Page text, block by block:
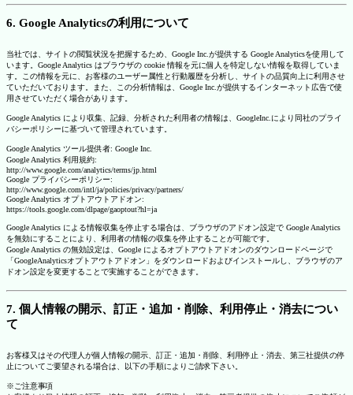
6. Google Analyticsの利用について
当社では、サイトの閲覧状況を把握するため、Google Inc.が提供する Google Analyticsを使用して
います。Google Analytics はブラウザの cookie 情報を元に個人を特定しない情報を取得していま
す。この情報を元に、お客様のユーザー属性と行動履歴を分析し、サイトの品質向上に利用させ
ていただいております。また、この分析情報は、Google Inc.が提供するインターネット広告で使
用させていただく場合があります。
Google Analytics により収集、記録、分析された利用者の情報は、GoogleInc.により同社のプライ
バシーポリシーに基づいて管理されています。
Google Analytics ツール提供者: Google Inc.
Google Analytics 利用規約:
http://www.google.com/analytics/terms/jp.html
Google プライバシーポリシー:
http://www.google.com/intl/ja/policies/privacy/partners/
Google Analytics オプトアウトアドオン:
https://tools.google.com/dlpage/gaoptout?hl=ja
Google Analytics による情報収集を停止する場合は、ブラウザのアドオン設定で Google Analytics
を無効にすることにより、利用者の情報の収集を停止することが可能です。
Google Analytics の無効設定は、Google によるオプトアウトアドオンのダウンロードページで
「GoogleAnalyticsオプトアウトアドオン」をダウンロードおよびインストールし、ブラウザのア
ドオン設定を変更することで実施することができます。
7. 個人情報の開示、訂正・追加・削除、利用停止・消去につい
て
お客様又はその代理人が個人情報の開示、訂正・追加・削除、利用停止・消去、第三社提供の停
止についてご要望される場合は、以下の手順によりご請求下さい。
※ご注意事項